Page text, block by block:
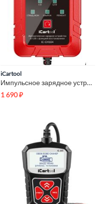
iCartool
Импульсное зарядное устройство 6/12В с функцией восстановлени...
1 690₽